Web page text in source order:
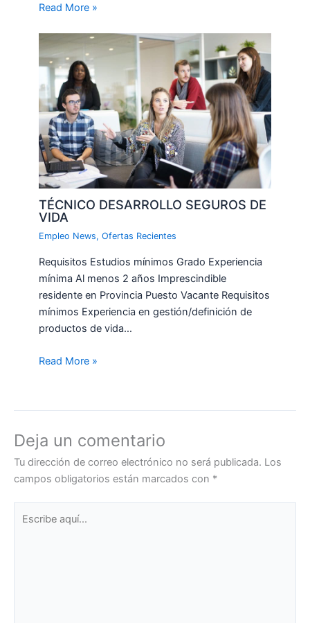
Read More »
TÉCNICO DESARROLLO SEGUROS DE
VIDA
Empleo News,Ofertas Recientes
Requisitos Estudios mínimos Grado Experiencia
mínima Al menos 2 años Imprescindible
residente en Provincia Puesto Vacante Requisitos
mínimos Experiencia en gestión/definición de
productos de vida…
Read More »
Deja un comentario
Tu dirección de correo electrónico no será publicada. Los
campos obligatorios están marcados con *
aquí...